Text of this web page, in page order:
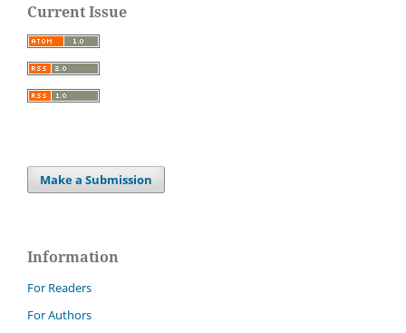
Current Issue
Make a Submission
Information
For Readers
For Authors